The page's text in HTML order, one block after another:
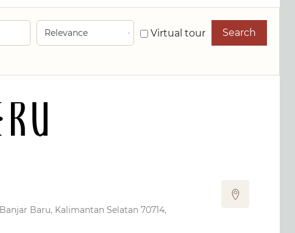
Virtual tour Search
Baru, Kalimantan Selatan 70714,